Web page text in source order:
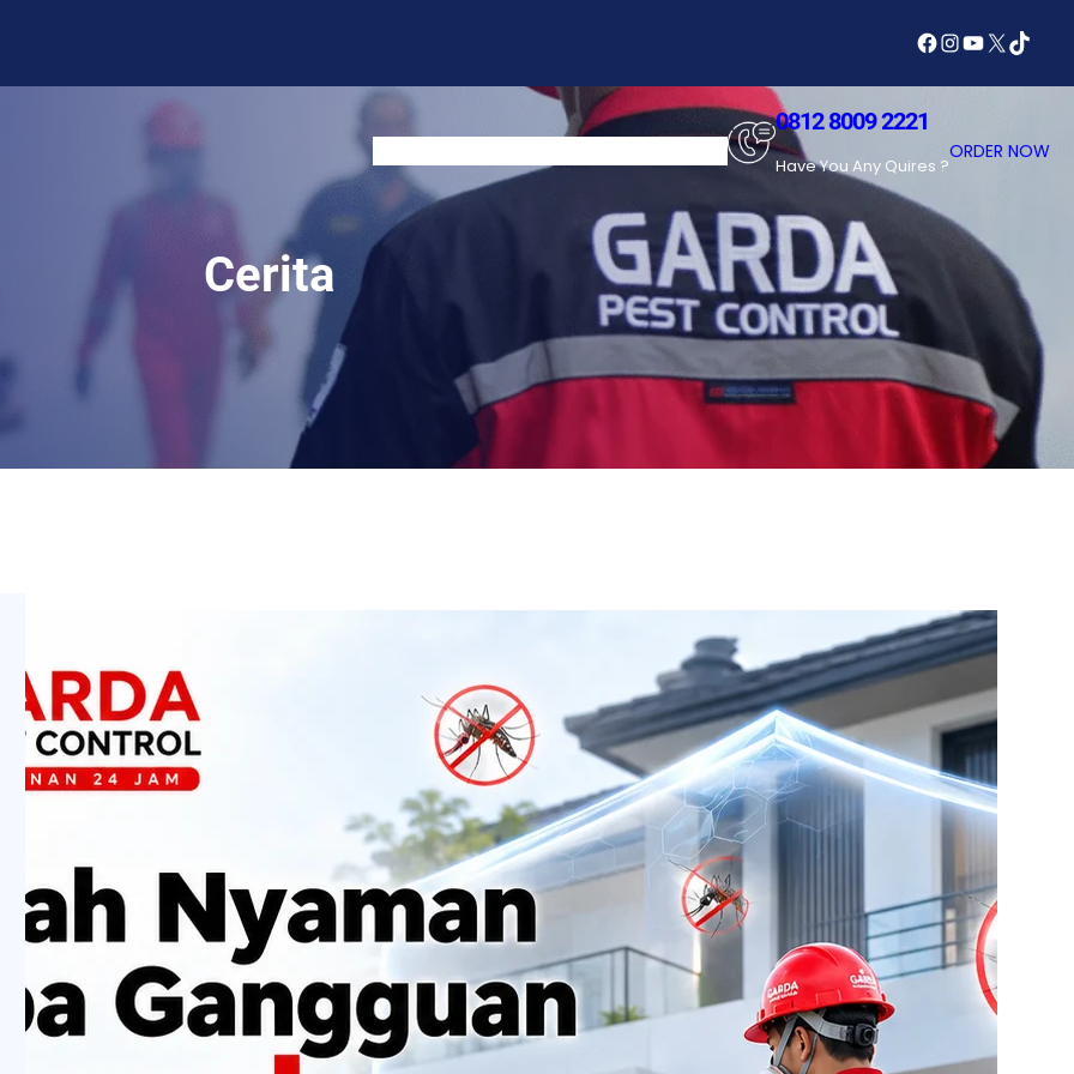
Facebook
Instagram
YouTube
X TikTok
0812 8009 2221
Have You Any Quires ?
ORDER NOW
Cerita